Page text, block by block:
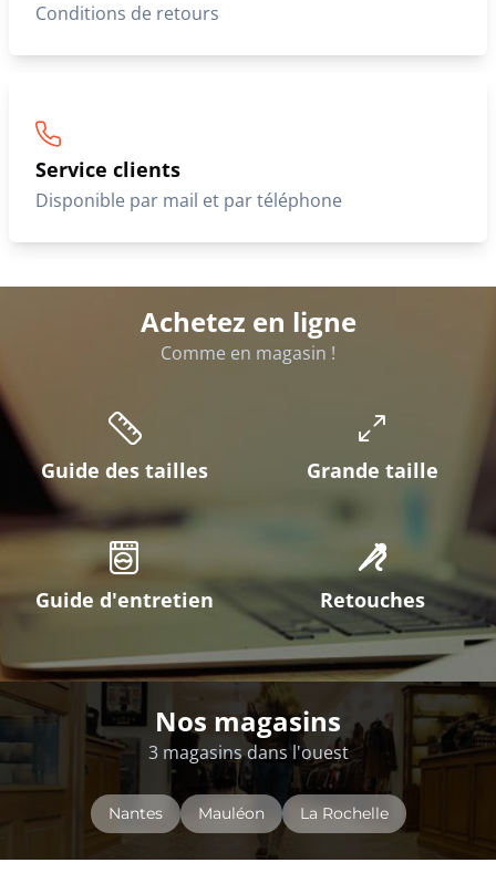
Conditions de retours
Service clients
Disponible par mail et par téléphone
Achetez en ligne
Comme en magasin !
Guide des tailles Grande taille
Guide d'entretien Retouches
Nos magasins
3 magasins dans l'ouest
Nantes Mauléon La Rochelle